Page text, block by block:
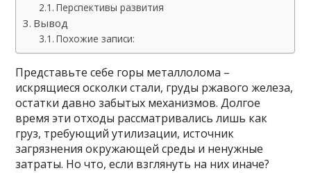
Перспективы развития
Вывод
Похожие записи:
Представьте себе горы металлолома –
искрящиеся осколки стали, груды ржавого железа,
остатки давно забытых механизмов. Долгое
время эти отходы рассматривались лишь как
груз, требующий утилизации, источник
загрязнения окружающей среды и ненужные
затраты. Но что, если взглянуть на них иначе?